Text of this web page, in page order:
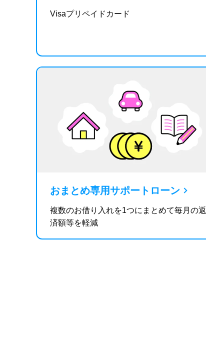
Visaプリペイドカード
おまとめ専用サポートローン
複数のお借り入れを1つにまとめて毎月の返
済額等を軽減